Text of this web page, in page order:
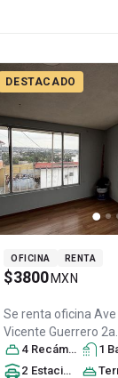
DESTACADO
OFICINA RENTA
$3800 MXN
Se renta oficinaAve
Vicente Guerrero
Romero, México,
31003665
4 Recámara s 1
2 Estacionamiento